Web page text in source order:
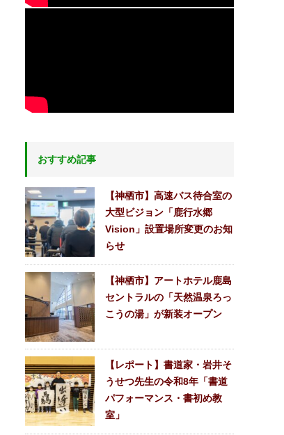
おすすめ記事
【神栖市】高速バス待合室の
大型ビジョン「鹿行水郷
Vision」設置場所変更のお知
らせ
【神栖市】アートホテル鹿島
セントラルの「天然温泉ろっ
こうの湯」が新装オープン
【レポート】書道家・岩井そ
うせつ先生の令和8年「書道
パフォーマンス・書初め教
室」